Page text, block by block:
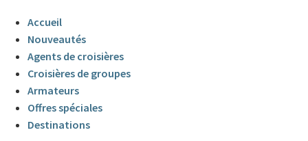
Accueil
Nouveautés
Agents de croisières
Croisières de groupes
Armateurs
Offres spéciales
Destinations